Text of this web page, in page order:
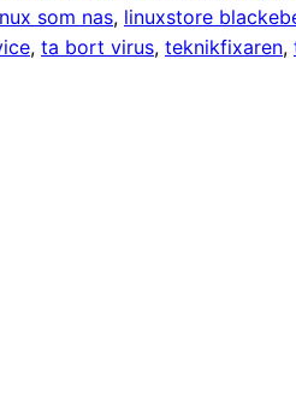
som nas, linuxstore
, ta bort virus, teknikfixaren,